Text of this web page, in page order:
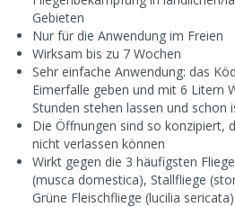
Gebieten
Nur für die Anwendung im Freien
Wirksam bis zu 7 Wochen
Sehr einfache Anwendung: das
Eimerfalle geben und mit 6 Litern
Stunden stehen lassen und schon
Die Öffnungen sind so konzipiert,
nicht verlassen können
Wirkt gegen die 3 häufigsten
(musca domestica), Stallfliege
Grüne Fleischfliege (lucilia sericata)